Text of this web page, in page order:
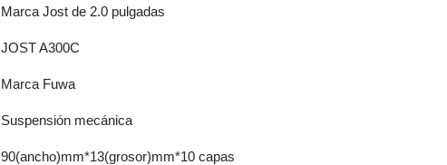
Marca Jost de 2.0 pulgadas
JOST A300C
Marca Fuwa
Suspensión mecánica
90(ancho)mm*13(grosor)mm*10 capas